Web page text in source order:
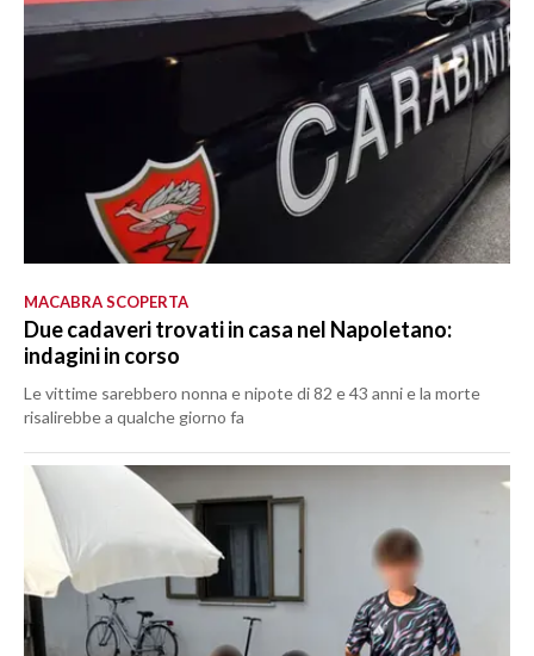
MACABRA SCOPERTA
Due cadaveri trovati in casa nel Napoletano:
indagini in corso
Le vittime sarebbero nonna e nipote di 82 e 43 anni e la morte
risalirebbe a qualche giorno fa